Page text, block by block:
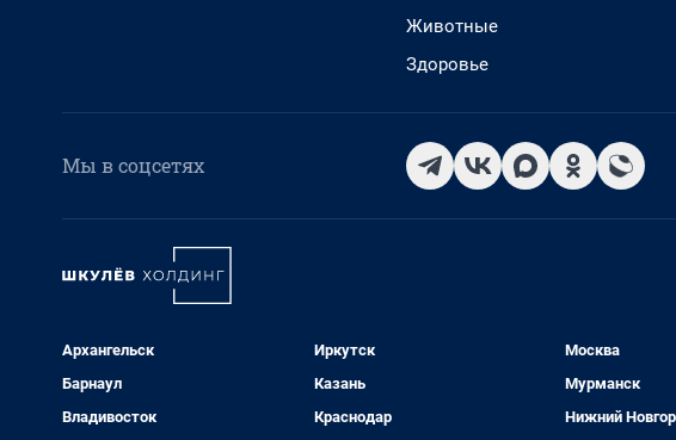
Животные
Здоровье
Мы в соцсетях
Архангельск
Барнаул
Владивосток
Иркутск
Казань
Краснодар
Москва
Мурманск
Нижний